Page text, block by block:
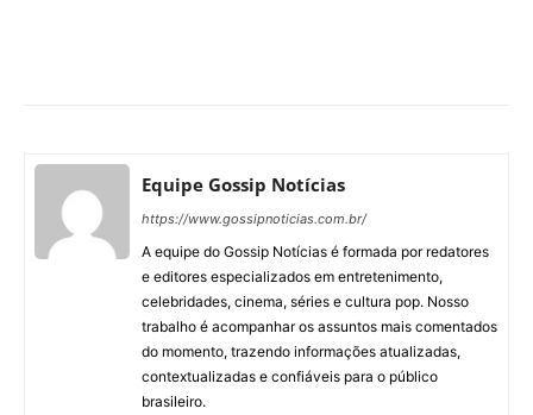
Equipe Gossip Notícias
https://www.gossipnoticias.com.br/
A equipe do Gossip Notícias é formada por redatores
e editores especializados em entretenimento,
celebridades, cinema, séries e cultura pop. Nosso
trabalho é acompanhar os assuntos mais comentados
do momento, trazendo informações atualizadas,
contextualizadas e confiáveis para o público
brasileiro.